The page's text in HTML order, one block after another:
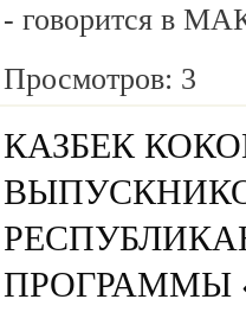
- говорится в
Просмотров: 3
КАЗБЕК
ПРОГРАММЫ